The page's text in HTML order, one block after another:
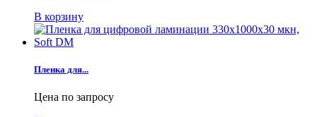
В корзину
Пленка для...
Цена по запросу